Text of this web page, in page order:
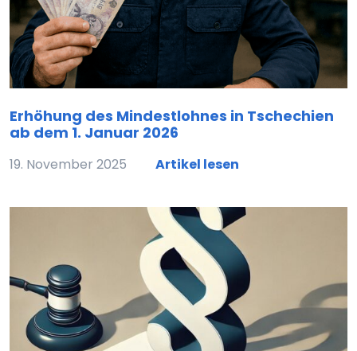
Erhöhung des Mindestlohnes in Tschechien
ab dem 1. Januar 2026
19. November 2025 Artikel lesen